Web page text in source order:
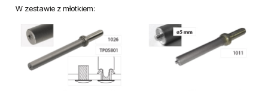
W zestawie z młotkiem: